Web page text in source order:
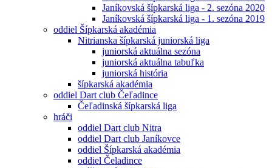
Janíkovská šípkarská liga - 2. sezóna 2020
Janíkovská šípkarská liga - 1. sezóna 2019
oddiel Šípkarská akadémia
Nitrianska šípkarská juniorská liga
juniorská aktuálna sezóna
juniorská aktuálna tabuľka
juniorská história
šípkarská akadémia
oddiel Dart club Čeľadince
Čeľadinská šípkarská liga
hráči
oddiel Dart club Nitra
oddiel Dart club Janíkovce
oddiel Šípkarská akadémia
oddiel Čeladince